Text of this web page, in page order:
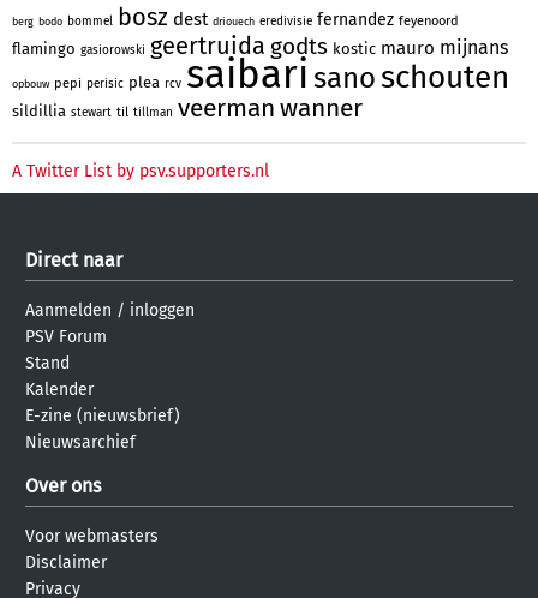
berg bodo bommel bosz dest driouech eredivisie fernandez feyenoord
flamingo gasiorowski geertruida godts kostic mauro mijnans
opbouw pepi perisic plea rcv saibari sanoschouten
sildillia stewart til tillman veermanwanner
A Twitter List by psv.supporters.nl
Direct naar
Aanmelden / inloggen
PSV Forum
Stand
Kalender
E-zine (nieuwsbrief)
Nieuwsarchief
Over ons
Voor webmasters
Disclaimer
Privacy